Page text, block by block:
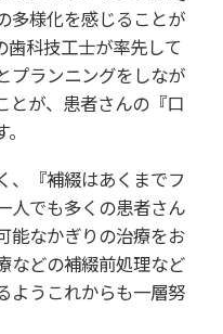
多様化を感じることが
歯科技工士が率先して
プランニングをしなが
とが、患者さんの『口
、『補綴はあくまでフ
人でも多くの患者さん
能なかぎりの治療をお
などの補綴前処理など
ようこれからも一層努